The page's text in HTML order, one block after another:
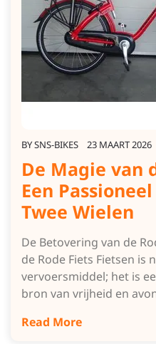
BYSNS-BIKES 23 MAART 2026
De Magie van
Een
Twee Wielen
De Betovering van de
de Rode Fiets Fietsen is
vervoersmiddel; het is
bron van vrijheid en
Read More